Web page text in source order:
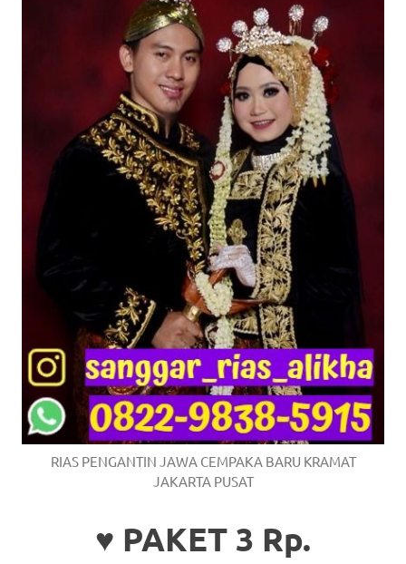
RIAS PENGANTIN JAWA CEMPAKA BARU KRAMAT
JAKARTA PUSAT
♥ PAKET 3 Rp.